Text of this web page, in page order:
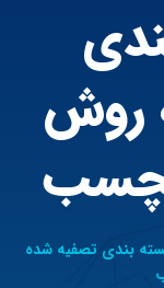
روش
بندی تصفیه شده